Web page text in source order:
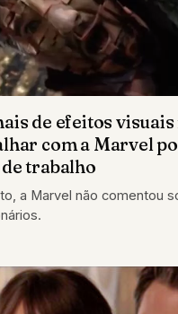
de efeitos visuais
com a Marvel
trabalho
a Marvel não comentou